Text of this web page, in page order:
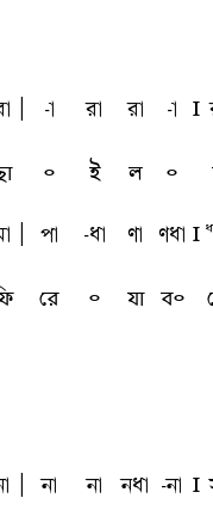
-a ra ra -a l
৹ ই ল ৹
pa -qa ua uqa l
রে ৹ যা ব৹
na na nqa -na l